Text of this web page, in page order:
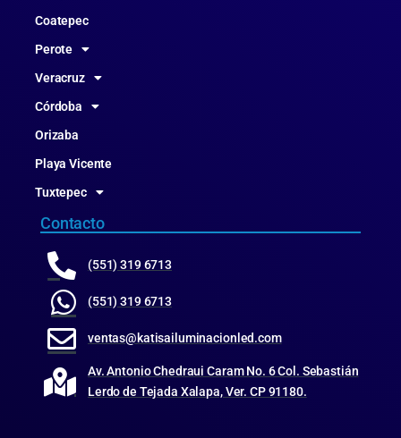
Coatepec
Perote
Veracruz
Córdoba
Orizaba
Playa Vicente
Tuxtepec
Contacto
(551) 319 6713
(551) 319 6713
ventas@katisailuminacionled.com
Av. Antonio Chedraui Caram No. 6 Col. Sebastián
Lerdo de Tejada Xalapa, Ver. CP 91180.